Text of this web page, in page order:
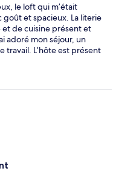
le loft qui m’était
et spacieux. La literie
de cuisine présent et
adoré mon séjour, un
travail. L’hôte est présent
vivement pour
l’emplacement dans